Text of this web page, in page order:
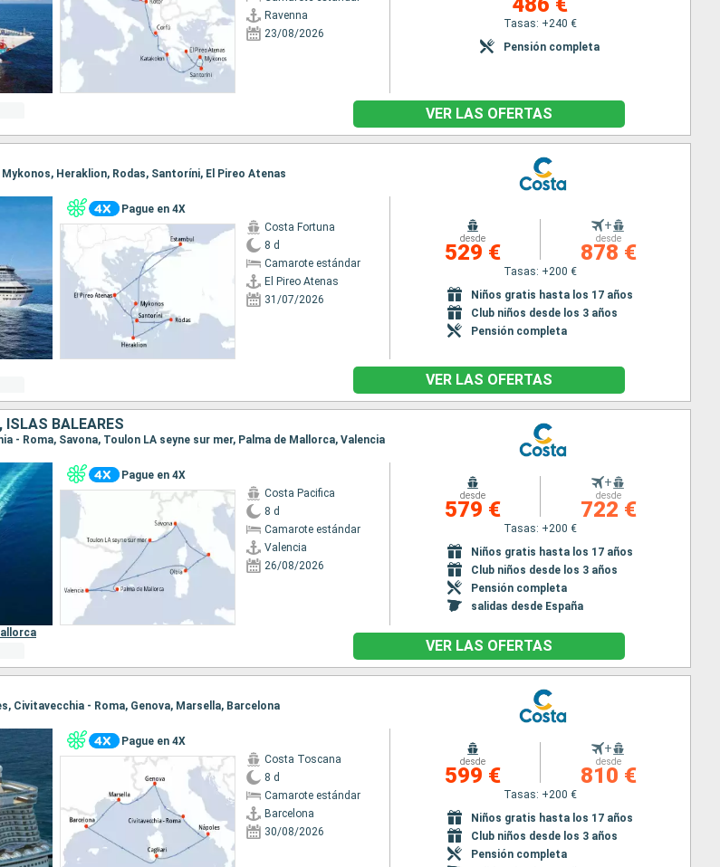
Ravenna
23/08/2026
Tasas: +240 €
Pensión completa
VER LAS OFERTAS
Heraklion, Rodas, Santoríni, El Pireo Atenas
Pague en 4X
Costa Fortuna
8 d
Camarote estándar
El Pireo Atenas
31/07/2026
desde
529 €
+
desde
878 €
Tasas: +200 €
Niños gratis hasta los 17 años
Club niños desde los 3 años
Pensión completa
VER LAS OFERTAS
ISLAS BALEARES
- Roma, Savona, Toulon LA seyne sur mer, Palma de Mallorca, Valencia
Pague en 4X
Costa Pacifica
8 d
Camarote estándar
Valencia
26/08/2026
desde
579 €
+
desde
722 €
Tasas: +200 €
Niños gratis hasta los 17 años
Club niños desde los 3 años
Pensión completa
salidas desde España
VER LAS OFERTAS
Civitavecchia - Roma, Genova, Marsella, Barcelona
Pague en 4X
Costa Toscana
8 d
Camarote estándar
Barcelona
30/08/2026
desde
599 €
+
desde
810 €
Tasas: +200 €
Niños gratis hasta los 17 años
Club niños desde los 3 años
Pensión completa